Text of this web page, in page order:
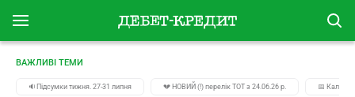
ВАЖЛИВІ ТЕМИ
🔉Підсумки тижня. 27-31 липня 💔 НОВИЙ (!) перелік ТОТ з 24.06.26 р. 📅